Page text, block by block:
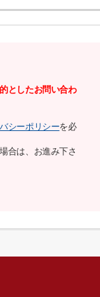
としたお問い合わ
シーポリシーを必
合は、お進み下さ